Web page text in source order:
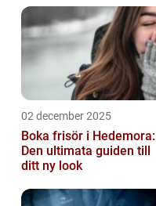
02 december 2025
Boka frisör i Hedemora:
Den ultimata guiden till
ditt ny look